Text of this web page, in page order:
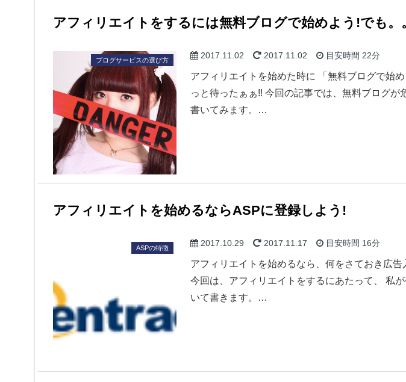
アフィリエイトをするには無料ブログで始めよう!でも。
ブログサービスの選び方 2017.11.02 2017.11.02 目安時間 22分
アフィリエイトを始めた時に 「無料ブログで始
っと待ったぁぁ!! 今回の記事では、無料ブログが
書いてみます。…
アフィリエイトを始めるならASPに登録しよう!
ASPの特徴 2017.10.29 2017.11.17 目安時間 16分
アフィリエイトを始めるなら、何をさておき広
今回は、アフィリエイトをするにあたって、 私
いて書きます。…